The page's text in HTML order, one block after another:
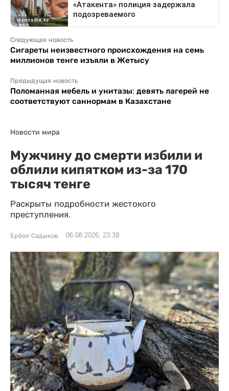
Следующая новость
Сигареты неизвестного происхождения на семь
миллионов тенге изъяли в Жетысу
Предыдущая новость
Поломанная мебель и унитазы: девять лагерей не
соответствуют саннормам в Казахстане
Новости мира
Мужчину до смерти избили и
облили кипятком из-за 170
тысяч тенге
Раскрыты подробности жестокого
преступления.
Ербол Садыков 06.08.2026, 23:39